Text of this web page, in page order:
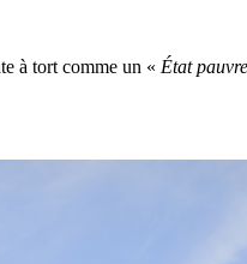
à tort comme un « État